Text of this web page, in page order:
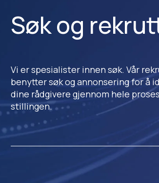
Søk og
Vi er spesialister innen søk. Vår
benytter søk og annonsering for å
dine rådgivere gjennom hele
stillingen.